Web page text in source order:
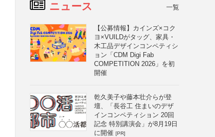
ニュース 一覧
【公募情報】カインズ×コク
ヨ×VUILDがタッグ、家具・
木工品デザインコンペティシ
ョン「CDM Digi Fab
COMPETITION 2026」を初
開催
乾久美子や藤本壮介らが登
壇、「長谷工 住まいのデザ
インコンペティション 20回
記念 特別講演会」が8月19日
に開催 [PR]